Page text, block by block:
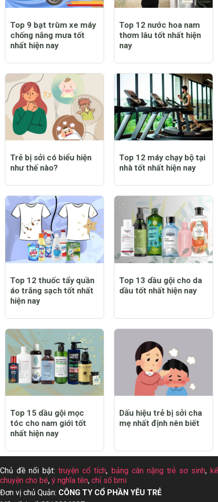
Top 9 bạt trùm xe máy
chống nắng mưa tốt
nhất hiện nay
Top 12 nước hoa nam
thơm lâu tốt nhất hiện
nay
Trẻ bị sởi có biểu hiện
như thế nào?
Top 12 máy chạy bộ tại
nhà tốt nhất hiện nay
Top 12 thuốc tẩy quần
áo trắng sạch tốt nhất
hiện nay
Top 13 dầu gội cho da
dầu tốt nhất hiện nay
Top 15 dầu gội mọc
tóc cho nam giới tốt
nhất hiện nay
Dấu hiệu trẻ bị sởi cha
mẹ nhất định nên biết
Chủ đề nổi bật:truyện cổ tích, bảng cân nặng trẻ sơ sinh,kể
chuyện cho bé, ý nghĩa tên, chỉ số bmi
Đơn vị chủ Quản: CÔNG TY CỔ PHẦN YÊU TRẺ